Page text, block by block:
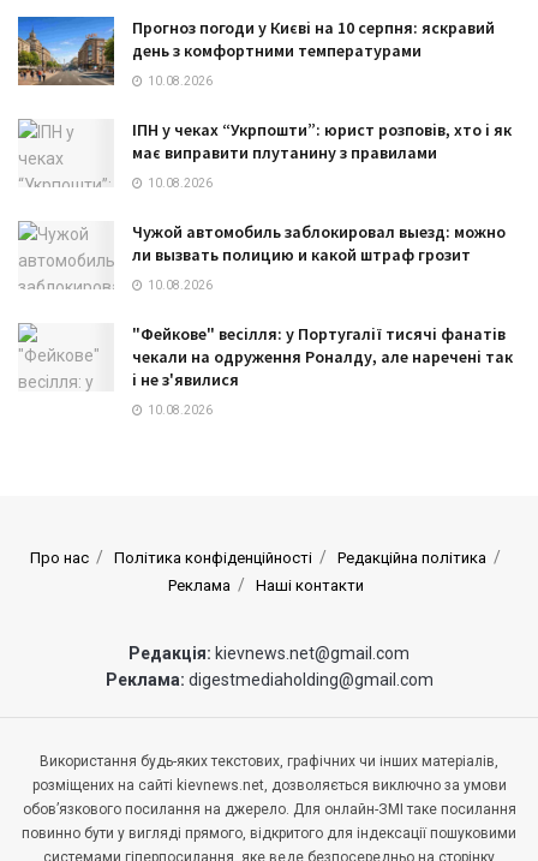
Прогноз погоди у Києві на 10 серпня: яскравий
день з комфортними температурами
10.08.2026
ІПН у чеках “Укрпошти”: юрист розповів, хто і як
має виправити плутанину з правилами
10.08.2026
Чужой автомобиль заблокировал выезд: можно
ли вызвать полицию и какой штраф грозит
10.08.2026
"Фейкове" весілля: у Португалії тисячі фанатів
чекали на одруження Роналду, але наречені так
і не з'явилися
10.08.2026
Про нас Політика конфіденційності
Редакційна політика
Реклама
Наші контакти
Редакція: kievnews.net@gmail.com
Реклама: digestmediaholding@gmail.com
Використання будь-яких текстових, графічних чи інших матеріалів,
розміщених на сайті kievnews.net, дозволяється виключно за умови
обов’язкового посилання на джерело. Для онлайн-ЗМІ таке посилання
повинно бути у вигляді прямого, відкритого для індексації пошуковими